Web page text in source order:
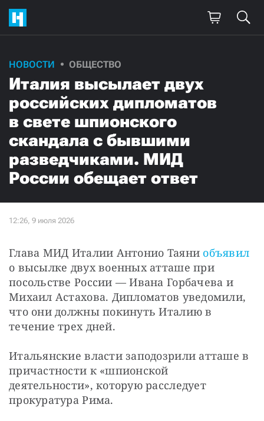
НОВОСТИ ОБЩЕСТВО
Италия высылает двух
российских дипломатов
в свете шпионского
скандала с бывшими
разведчиками. МИД
России обещает ответ
Глава МИД Италии Антонио Таяни объявил
о высылке двух военных атташе при
посольстве России — Ивана Горбачева и
Михаил Астахова. Дипломатов уведомили,
что они должны покинуть Италию в
течение трех дней.
Итальянские власти заподозрили атташе в
причастности к «шпионской
деятельности», которую расследует
прокуратура Рима.